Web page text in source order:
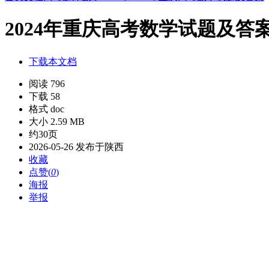
2024年重庆高考数学试题及答
下载本文档
阅读 796
下载 58
格式 doc
大小 2.59 MB
约30页
2026-05-26 发布于陕西
收藏
点赞(0)
海报
举报